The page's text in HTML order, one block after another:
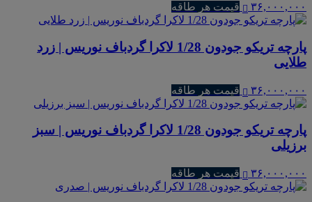
۳۶,۰۰۰,۰۰۰ قیمت هر طاقه
پارچه تریکو جودون 1/28 لاکرا گردباف نوریس | زرد
طلایی
۳۶,۰۰۰,۰۰۰ قیمت هر طاقه
پارچه تریکو جودون 1/28 لاکرا گردباف نوریس | سبز
برزیلی
۳۶,۰۰۰,۰۰۰ قیمت هر طاقه